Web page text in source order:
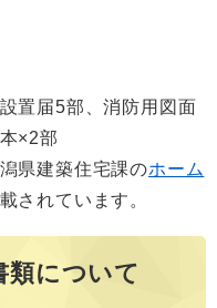
置届5部、消防用図面
×2部
県建築住宅課のホーム
されています。
類について